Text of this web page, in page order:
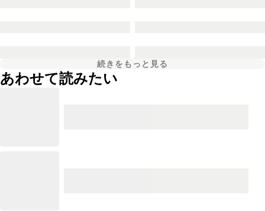
続きをもっと見る
あわせて読みたい